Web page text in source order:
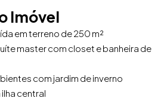
Imóvel
em terreno de 250 m²
master com closet e banheira de
com jardim de inverno
central